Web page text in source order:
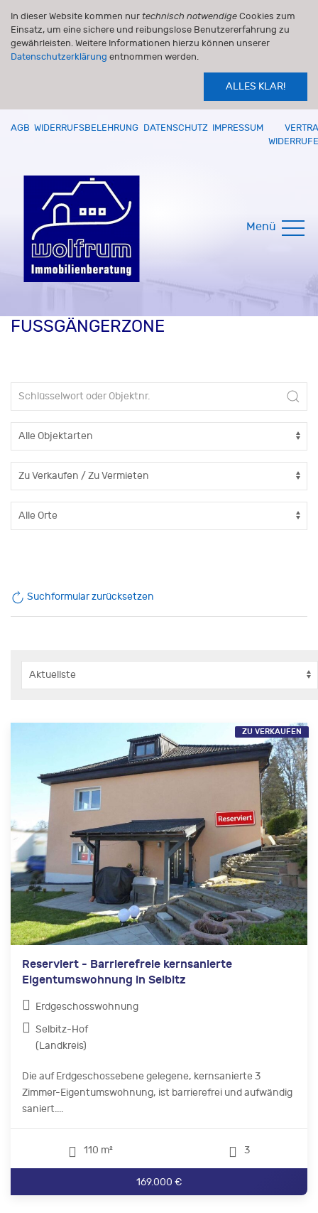
In dieser Website kommen nur technisch notwendige Cookies zum
Einsatz, um eine sichere und reibungslose Benutzererfahrung zu
gewährleisten. Weitere Informationen hierzu können unserer
Datenschutzerklärung entnommen werden.
ALLES KLAR!
AGB WIDERRUFSBELEHRUNG DATENSCHUTZ IMPRESSUM
Menü
FUSSGÄNGERZONE
Suchformular zurücksetzen
Reserviert - Barrierefreie kernsanierte
Eigentumswohnung in Selbitz
Erdgeschosswohnung
Selbitz-Hof
(Landkreis)
Die auf Erdgeschossebene gelegene, kernsanierte 3
Zimmer-Eigentumswohnung, ist barrierefrei und aufwändig
saniert....
110 m² 3
169.000 €
ZU VERKAUFEN